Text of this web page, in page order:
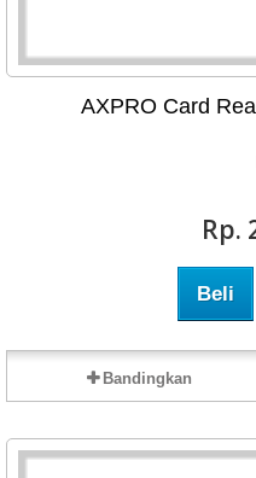
AXPRO Card
Rp‎.
Beli
Bandingkan